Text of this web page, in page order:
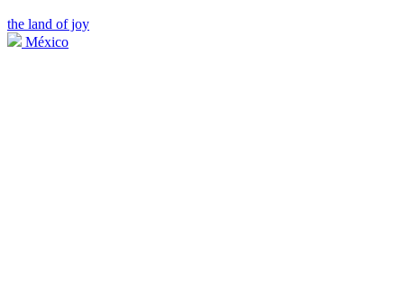
the land of joy
México